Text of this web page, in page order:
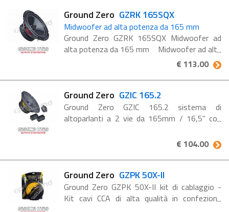
Caratteristiche GZRF ...
Ground Zero GZRK 165SQX
Midwoofer ad alta potenza da 165 mm
Ground Zero GZRK 165SQX Midwoofer ad
alta potenza da 165 mm Midwoofer ad alta
potenza da 6,5″ con cono in alluminio nero.
Caratteristiche GZRK 165SQX Midwoofer ...
€ 113.00
Ground Zero GZIC 165.2
Ground Zero GZIC 165.2 sistema di
altoparlanti a 2 vie da 165mm / 16,5" con
principali: Sistema di altoparlanti a
€ 104.00
Ground Zero GZPK 50X-II
Ground Zero GZPK 50X-II kit di cablaggio -
Kit cavi CCA di alta qualità in confezione